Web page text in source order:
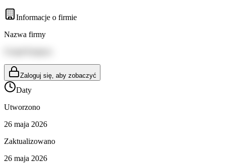
Informacje o firmie
Nazwa firmy
Zaloguj się, aby zobaczyć
Daty
Utworzono
26 maja 2026
Zaktualizowano
26 maja 2026